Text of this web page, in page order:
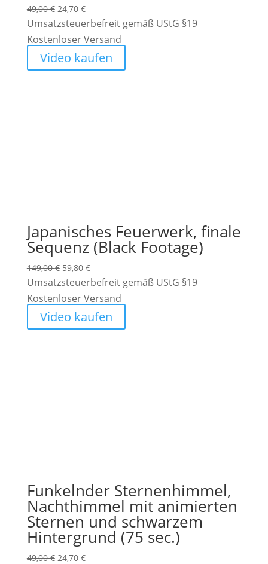
49,00€ Ursprünglicher
Preis
war:
49,00 €
24,70 €Aktueller
Preis
ist:
24,70 €.
Umsatzsteuerbefreit gemäß UStG §19
Kostenloser Versand
Video kaufen
Japanisches Feuerwerk, finale
Sequenz (Black Footage)
149,00€ Ursprünglicher
Preis
war:
149,00 €
59,80 €Aktueller
Preis
ist:
59,80 €.
Umsatzsteuerbefreit gemäß UStG §19
Kostenloser Versand
Video kaufen
Funkelnder Sternenhimmel,
Nachthimmel mit animierten
Sternen und schwarzem
Hintergrund (75 sec.)
49,00€ Ursprünglicher
24,70 €Aktueller